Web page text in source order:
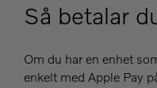
Så betalar
Om du har en enhet
enkelt med Apple Pay